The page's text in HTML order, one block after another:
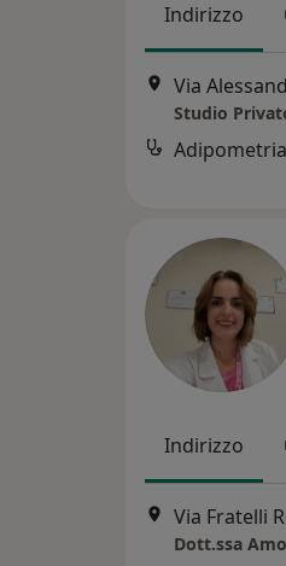
Indirizzo
Studio
Adipometria
Indirizzo
Via Fratelli
Dott.ssa